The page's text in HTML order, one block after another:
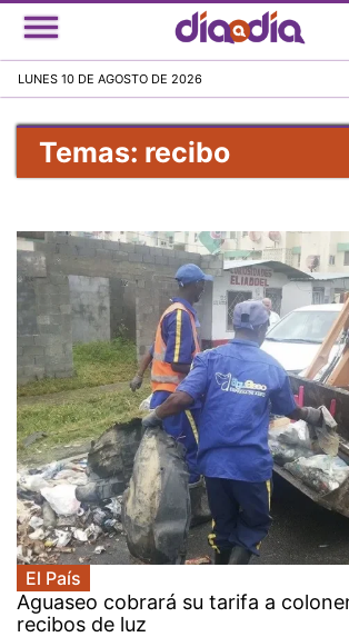
Pasar
al
principal
LUNES 10 DE AGOSTO DE 2026
Temas: recibo
El País
Aguaseo cobrará su tarifa a
recibos de luz